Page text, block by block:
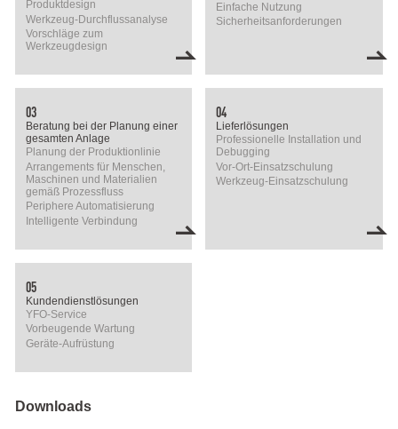
Produktdesign
Werkzeug-Durchflussanalyse
Vorschläge zum
Werkzeugdesign
Einfache Nutzung
Sicherheitsanforderungen
03
Beratung bei der Planung einer
gesamten Anlage
Planung der Produktionlinie
Arrangements für Menschen,
Maschinen und Materialien
gemäß Prozessfluss
Periphere Automatisierung
Intelligente Verbindung
04
Lieferlösungen
Professionelle Installation und
Debugging
Vor-Ort-Einsatzschulung
Werkzeug-Einsatzschulung
05
Kundendienstlösungen
YFO-Service
Vorbeugende Wartung
Geräte-Aufrüstung
Downloads